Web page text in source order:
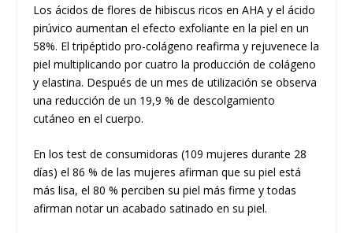
Los ácidos de flores de hibiscus ricos en AHA y el ácido
pirúvico aumentan el efecto exfoliante en la piel en un
58%. El tripéptido pro-colágeno reafirma y rejuvenece la
piel multiplicando por cuatro la producción de colágeno
y elastina. Después de un mes de utilización se observa
una reducción de un 19,9 % de descolgamiento
cutáneo en el cuerpo.
En los test de consumidoras (109 mujeres durante 28
días) el 86 % de las mujeres afirman que su piel está
más lisa, el 80 % perciben su piel más firme y todas
afirman notar un acabado satinado en su piel.